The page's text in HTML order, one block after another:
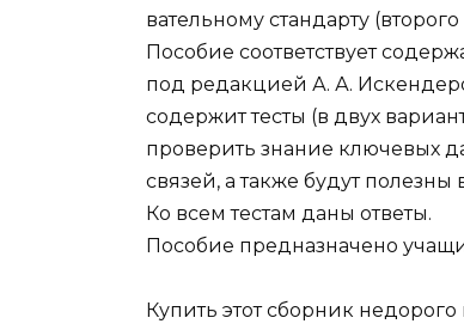
вательному стандарту
Пособие соответствует
под редакцией А. А.
содержит тесты (в двух
проверить знание ключевых
связей, а также будут
Ко всем тестам даны ответы.
Пособие предназначено
Купить этот сборник